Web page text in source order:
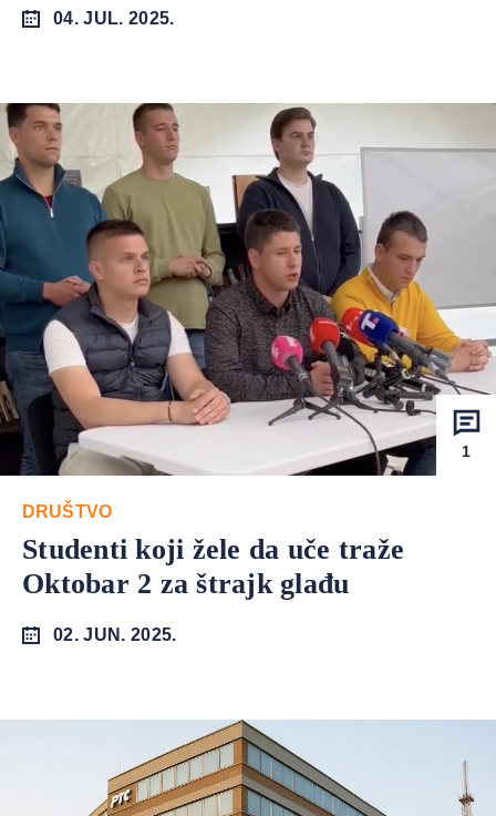
04. JUL. 2025.
1
DRUŠTVO
Studenti koji žele da uče traže
Oktobar 2 za štrajk glađu
02. JUN. 2025.